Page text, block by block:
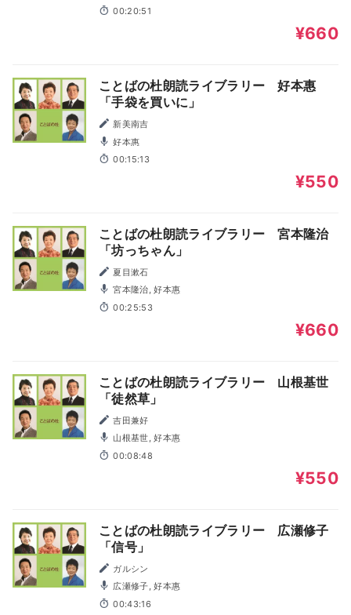
00:20:51
¥660
ことばの杜朗読ライブラリー 好本惠
「手袋を買いに」
新美南吉
好本惠
00:15:13
¥550
ことばの杜朗読ライブラリー 宮本隆治
「坊っちゃん」
夏目漱石
宮本隆治, 好本惠
00:25:53
¥660
ことばの杜朗読ライブラリー 山根基世
「徒然草」
吉田兼好
山根基世, 好本惠
00:08:48
¥550
ことばの杜朗読ライブラリー 広瀬修子
「信号」
ガルシン
広瀬修子, 好本惠
00:43:16